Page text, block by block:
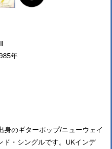
年
身のギターポップ/ニューウェイ
ド・シングルです。UKインデ